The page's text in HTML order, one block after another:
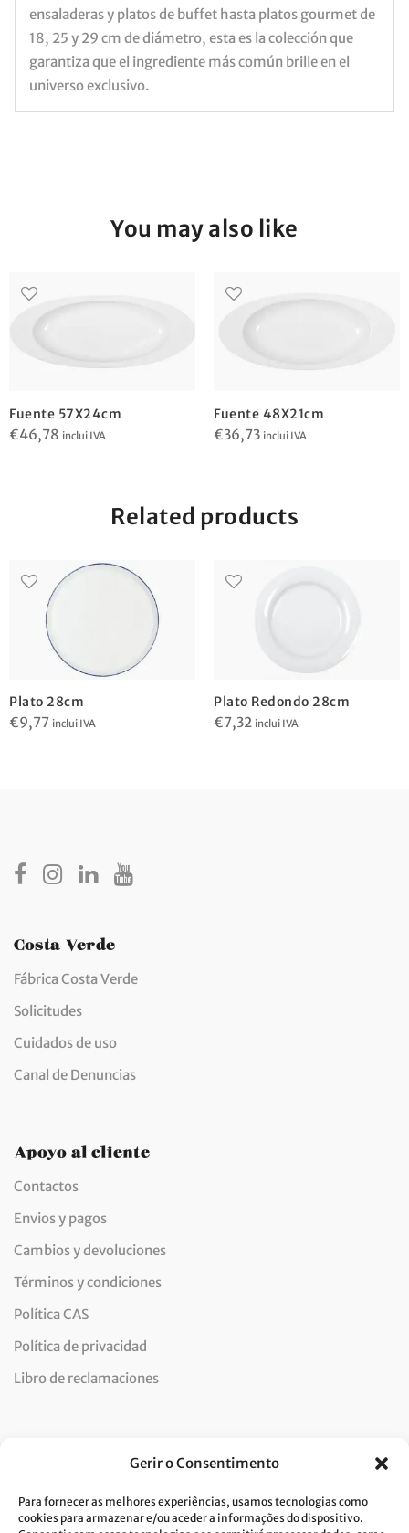
Gerir o Consentimento
Para fornecer as melhores experiências, usamos tecnologias como
cookies para armazenar e/ou aceder a informações do dispositivo.
ensaladeras y platos de buffet hasta platos gourmet de
18, 25 y 29 cm de diámetro, esta es la colección que
garantiza que el ingrediente más común brille en el
universo exclusivo.
You may also like
Fuente 57X24cm
€46,78 inclui IVA
Fuente 48X21cm
€36,73 inclui IVA
Related products
Plato 28cm
€9,77 inclui IVA
Plato Redondo 28cm
€7,32 inclui IVA
Costa Verde
Fábrica Costa Verde
Solicitudes
Cuidados de uso
Canal de Denuncias
Apoyo al cliente
Contactos
Envios y pagos
Cambios y devoluciones
Términos y condiciones
Política CAS
Política de privacidad
Libro de reclamaciones